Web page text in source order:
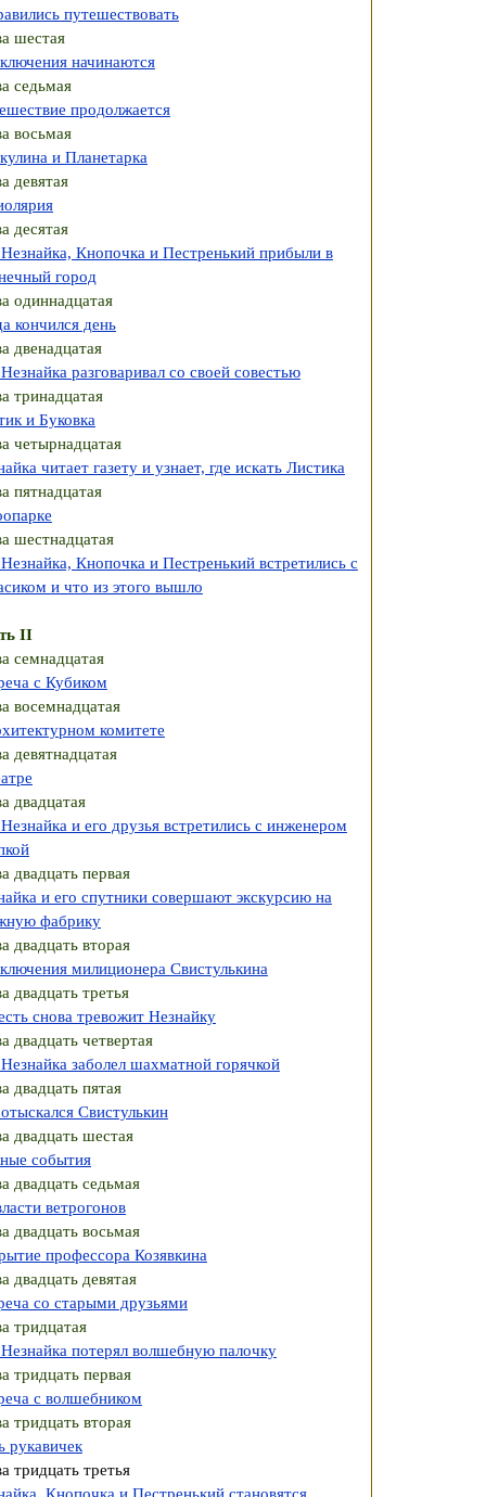
путешествовать
шестая
начинаются
седьмая
продолжается
восьмая
и Планетарка
девятая
десятая
Кнопочка и Пестренький прибыли в
город
одиннадцатая
кончился день
двенадцатая
разговаривал со своей совестью
тринадцатая
и Буковка
четырнадцатая
читает газету и узнает, где искать Листика
пятнадцатая
шестнадцатая
Кнопочка и Пестренький встретились с
и что из этого вышло
II
семнадцатая
с Кубиком
восемнадцатая
комитете
девятнадцатая
двадцатая
и его друзья встретились с инженером
двадцать первая
и его спутники совершают экскурсию на
фабрику
двадцать вторая
милиционера Свистулькина
двадцать третья
снова тревожит Незнайку
двадцать четвертая
заболел шахматной горячкой
двадцать пятая
Свистулькин
двадцать шестая
события
двадцать седьмая
ветрогонов
двадцать восьмая
профессора Козявкина
двадцать девятая
со старыми друзьями
тридцатая
потерял волшебную палочку
тридцать первая
с волшебником
тридцать вторая
рукавичек
тридцать третья